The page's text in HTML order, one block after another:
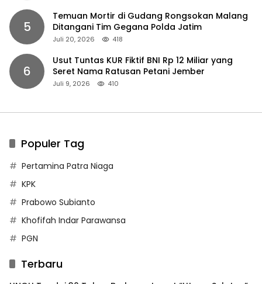
5
Temuan Mortir di Gudang Rongsokan Malang
Ditangani Tim Gegana Polda Jatim
Juli 20, 2026 418
6
Usut Tuntas KUR Fiktif BNI Rp 12 Miliar yang
Seret Nama Ratusan Petani Jember
Juli 9, 2026 410
Populer Tag
Pertamina Patra Niaga
KPK
Prabowo Subianto
Khofifah Indar Parawansa
PGN
Terbaru